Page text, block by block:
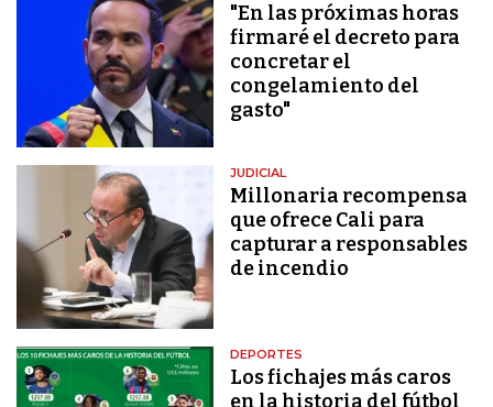
"En las próximas horas
firmaré el decreto para
concretar el
congelamiento del
gasto"
JUDICIAL
Millonaria recompensa
que ofrece Cali para
capturar a responsables
de incendio
DEPORTES
Los fichajes más caros
en la historia del fútbol